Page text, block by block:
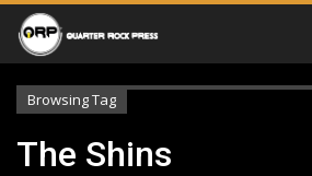
Browsing Tag
The Shins